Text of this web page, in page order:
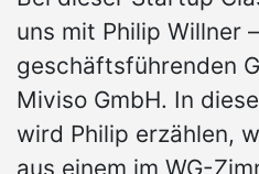
uns mit Philip Willner
geschäftsführenden
Miviso GmbH. In
wird Philip erzählen,
aus einem im WG-